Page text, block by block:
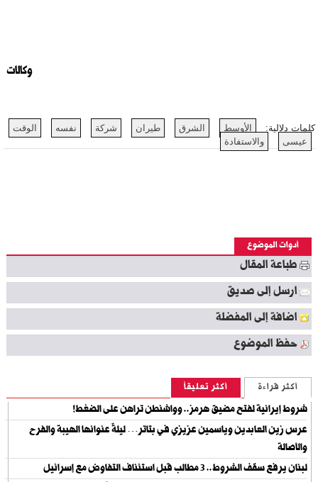
وكالات
كلمات دلالية: الأوسط الشرق طيران شركة نفسه
الوقت
عيسى
والاستفادة
أدوات الموضوع
طباعة المقال
ارسل إلى صديق
اضافة إلى المفضلة
حفظ الموضوع
أكثر قراءة أكثر تعليقاً
شروط إيرانية لفتح مضيق هرمز.. وواشنطن تراهن على الضغط!
عرس زين العابدين وياسمين عزيزي في بتاتر… ليلةٌ عنوانها الهيبة والفرح
والأصالة
لبنان يرفع سقف الشروط.. 3 مطالب قبل استئناف التفاوض مع إسرائيل